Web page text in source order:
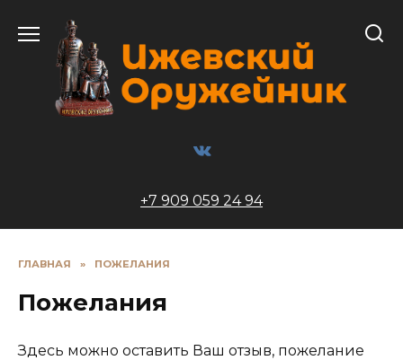
содержанию
+7 909 059 24 94
ГЛАВНАЯ » ПОЖЕЛАНИЯ
Пожелания
Здесь можно оставить Ваш отзыв, пожелание